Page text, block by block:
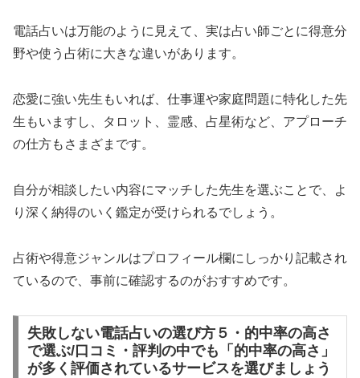
電話占いは万能のように見えて、実は占い師ごとに得意分
野や使う占術に大きな違いがあります。
恋愛に強い先生もいれば、仕事運や家庭問題に特化した先
生もいますし、タロット、霊感、占星術など、アプローチ
の仕方もさまざまです。
自分が相談したい内容にマッチした先生を選ぶことで、よ
り深く納得のいく鑑定が受けられるでしょう。
占術や得意ジャンルはプロフィール欄にしっかり記載され
ているので、事前に確認するのがおすすめです。
失敗しない電話占いの選び方５・的中率の高さ
で選ぶ/口コミ・評判の中でも「的中率の高さ」
が多く評価されているサービスを選びましょう